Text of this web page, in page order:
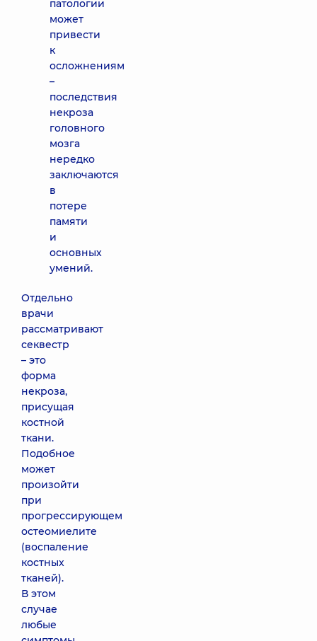
патологии
может
привести
к
осложнениям
–
последствия
некроза
головного
мозга
нередко
заключаются
в
потере
памяти
и
основных
умений.
Отдельно
врачи
рассматривают
секвестр
– это
форма
некроза,
присущая
костной
ткани.
Подобное
может
произойти
при
прогрессирующем
остеомиелите
(воспаление
костных
тканей).
В этом
случае
любые